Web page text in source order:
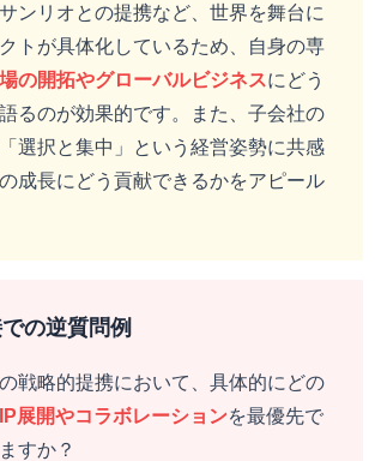
ンリオとの提携など、世界を舞台に
トが具体化しているため、自身の専
の開拓やグローバルビジネスにどう
るのが効果的です。また、子会社の
選択と集中」という経営姿勢に共感
成長にどう貢献できるかをアピール
の逆質問例
戦略的提携において、具体的にどの
展開やコラボレーションを最優先で
すか？